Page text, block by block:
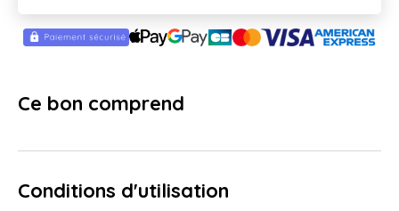
Ce bon comprend
Conditions d'utilisation